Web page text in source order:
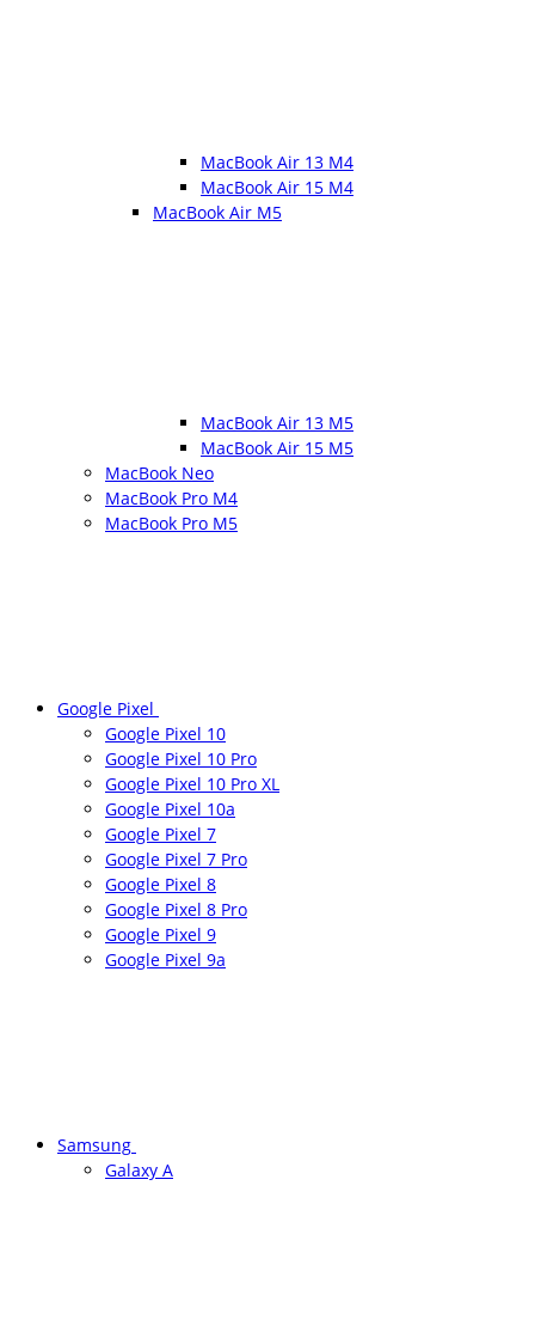
MacBook Air 13 M4
MacBook Air 15 M4
MacBook Air M5
MacBook Air 13 M5
MacBook Air 15 M5
MacBook Neo
MacBook Pro M4
MacBook Pro M5
Google Pixel
Google Pixel 10
Google Pixel 10 Pro
Google Pixel 10 Pro XL
Google Pixel 10a
Google Pixel 7
Google Pixel 7 Pro
Google Pixel 8
Google Pixel 8 Pro
Google Pixel 9
Google Pixel 9a
Samsung
Galaxy A